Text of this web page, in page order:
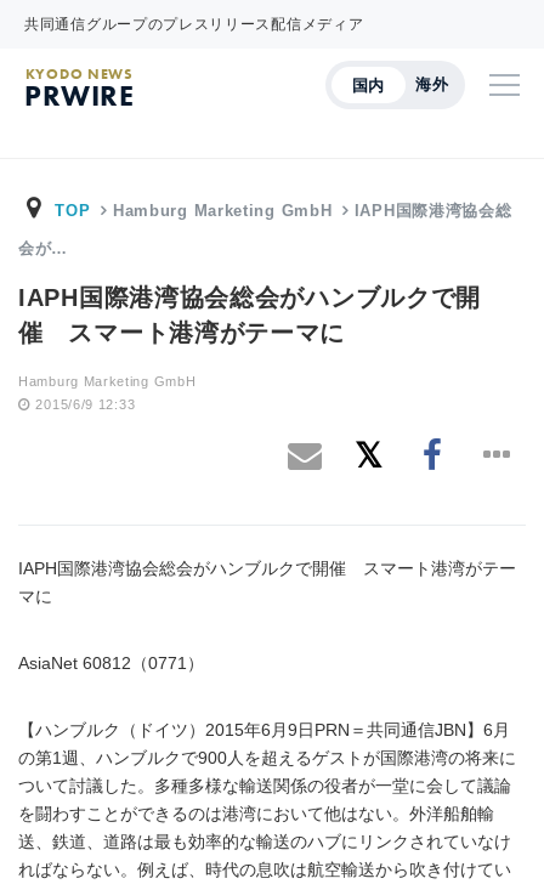
共同通信グループのプレスリリース配信メディア
国内 海外
KYODO NEWS
PRWIRE
TOP Hamburg Marketing GmbH IAPH国際港湾協会総
会が…
IAPH国際港湾協会総会がハンブルクで開
催 スマート港湾がテーマに
Hamburg Marketing GmbH
2015/6/9 12:33
IAPH国際港湾協会総会がハンブルクで開催 スマート港湾がテー
マに
AsiaNet 60812（0771）
【ハンブルク（ドイツ）2015年6月9日PRN＝共同通信JBN】6月
の第1週、ハンブルクで900人を超えるゲストが国際港湾の将来に
ついて討議した。多種多様な輸送関係の役者が一堂に会して議論
を闘わすことができるのは港湾において他はない。外洋船舶輸
送、鉄道、道路は最も効率的な輸送のハブにリンクされていなけ
ればならない。例えば、時代の息吹は航空輸送から吹き付けてい